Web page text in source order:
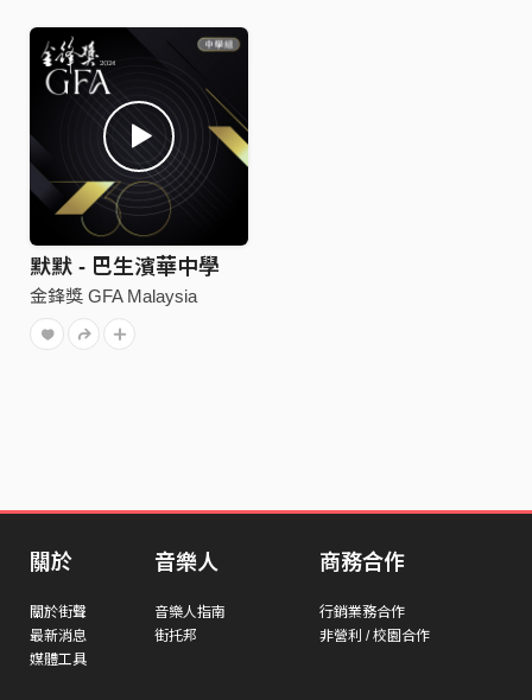
默默 - 巴生濱華中學
金鋒獎 GFA Malaysia
關於
關於街聲
最新消息
媒體工具
音樂人
音樂人指南
街托邦
商務合作
行銷業務合作
非營利 / 校園合作